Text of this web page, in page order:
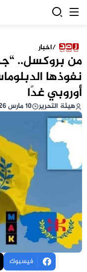
/اخبار
من بروكسل..
نفوذها
أوروبي غدًا
هيئة التحرير 10 مارس 2026 - 23:24
فيسبوك